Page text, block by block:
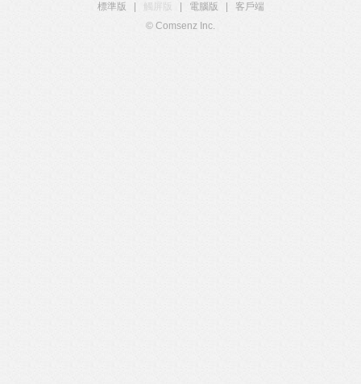
標準版
觸屏版 電腦版
客戶端
© Comsenz Inc.